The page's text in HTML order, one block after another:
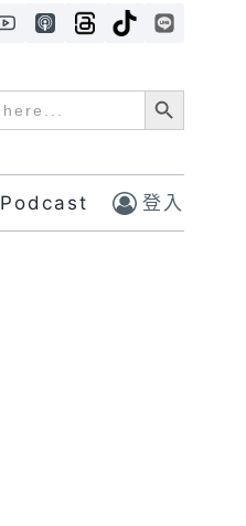
Search Button
Podcast 登入